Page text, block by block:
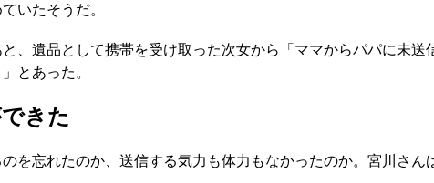
いたそうだ。
、遺品として携帯を受け取った次女から「ママからパパに未
とあった。
きた
を忘れたのか、送信する気力も体力もなかったのか。宮川さん